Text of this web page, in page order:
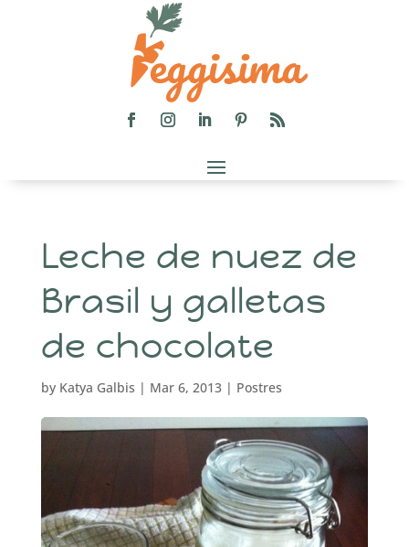
Leche de nuez de
Brasil y galletas
de chocolate
by Katya Galbis | Mar 6, 2013| Postres